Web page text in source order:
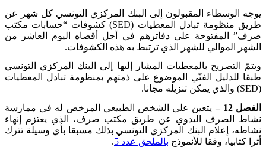
يوجه الوسطاء المقبولون إلى البنك المركزي التونسي كل شهر عن
طريق منظومة تبادل المعطيات (SED)كشوفات “حسابات مكتب
صرف” المفتوحة على دفاترهم في أجل أقصاه اليوم العاشر من
الشهر الموالي للشهر الذي ترتبط به هذه الكشوفات.
ويتمّ التصريح بالمعطيات المشار إليها إلى البنك المركزي التونسي
طبقا للدليل الفنّي الموضوع على ذمتهم بمنظومة تبادل المعطيات
(SED) والذي يمكن تنزيله مجانا.
الفصل 12 –
يتعين على الشخص الطبيعي المرخص له في ممارسة
نشاط الصرف اليدوي عن طريق مكتب صرف، الذي يعتزم إنهاء
نشاطه، إعلام البنك المركزي التونسي بذلك مسبقا بأي وسيلة تترك
أثرا كتابيا، وفقا للأنموذج بالملحق عدد 5
.